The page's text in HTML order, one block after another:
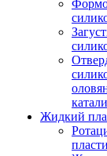
Жидкий